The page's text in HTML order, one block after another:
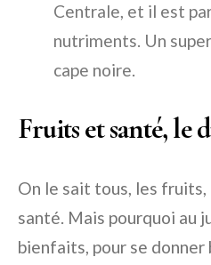
Centrale, et il est
nutriments. Un
cape noire.
Fruits et santé, le
On le sait tous, les fruits,
santé. Mais pourquoi au
bienfaits, pour se donner